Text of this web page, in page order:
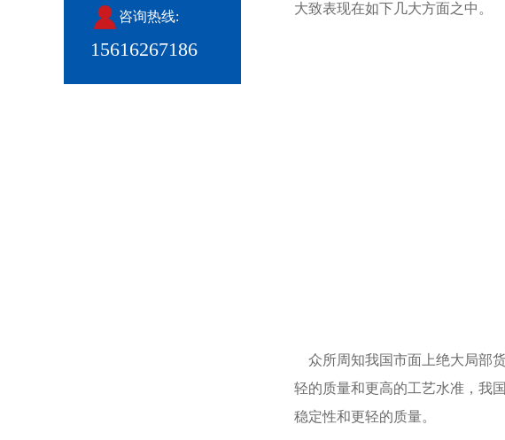
咨询热线:
15616267186
大致表现在如下几大方面之中。
众所周知我国市面上绝大局部
轻的质量和更高的工艺水准，我
稳定性和更轻的质量。